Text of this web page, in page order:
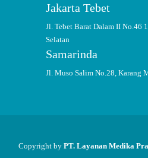
Jakarta Tebet
Jl. Tebet Barat Dalam II No.46
Selatan
Samarinda
Jl. Muso Salim No.28, Karang
Copyright by PT. Layanan Medika